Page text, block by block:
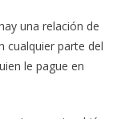
una relación de
cualquier parte del
le pague en